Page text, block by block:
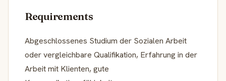
Requirements
Abgeschlossenes Studium der Sozialen Arbeit
oder vergleichbare Qualifikation, Erfahrung in der
Arbeit mit Klienten, gute